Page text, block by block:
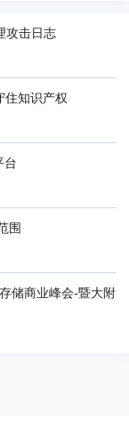
攻击日志
住知识产权
台
围
储商业峰会-暨大附